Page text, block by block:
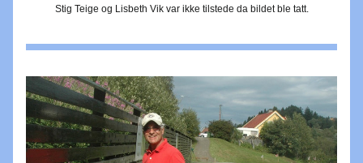
Stig Teige og Lisbeth Vik var ikke tilstede da bildet ble tatt.